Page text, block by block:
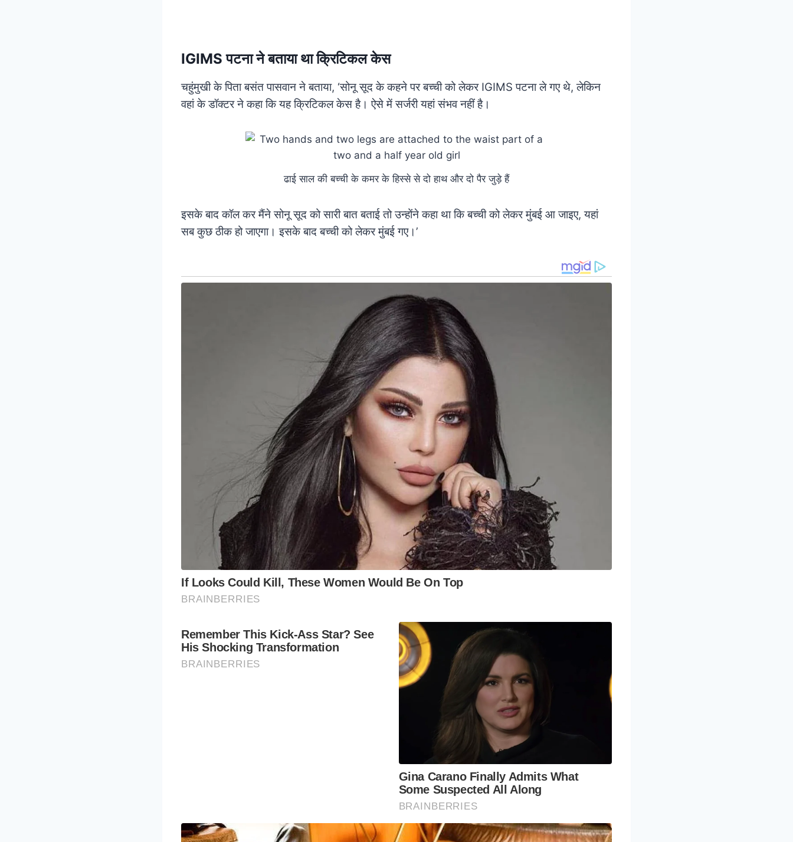
IGIMS पटना ने बताया था क्रिटिकल केस
चहुंमुखी के पिता बसंत पासवान ने बताया, ‘सोनू सूद के कहने पर बच्ची को लेकर IGIMS पटना ले गए थे, लेकिन
वहां के डॉक्टर ने कहा कि यह क्रिटिकल केस है। ऐसे में सर्जरी यहां संभव नहीं है।
ढाई साल की बच्ची के कमर के हिस्से से दो हाथ और दो पैर जुड़े हैं
इसके बाद कॉल कर मैंने सोनू सूद को सारी बात बताई तो उन्होंने कहा था कि बच्ची को लेकर मुंबई आ जाइए, यहां
सब कुछ ठीक हो जाएगा। इसके बाद बच्ची को लेकर मुंबई गए।’